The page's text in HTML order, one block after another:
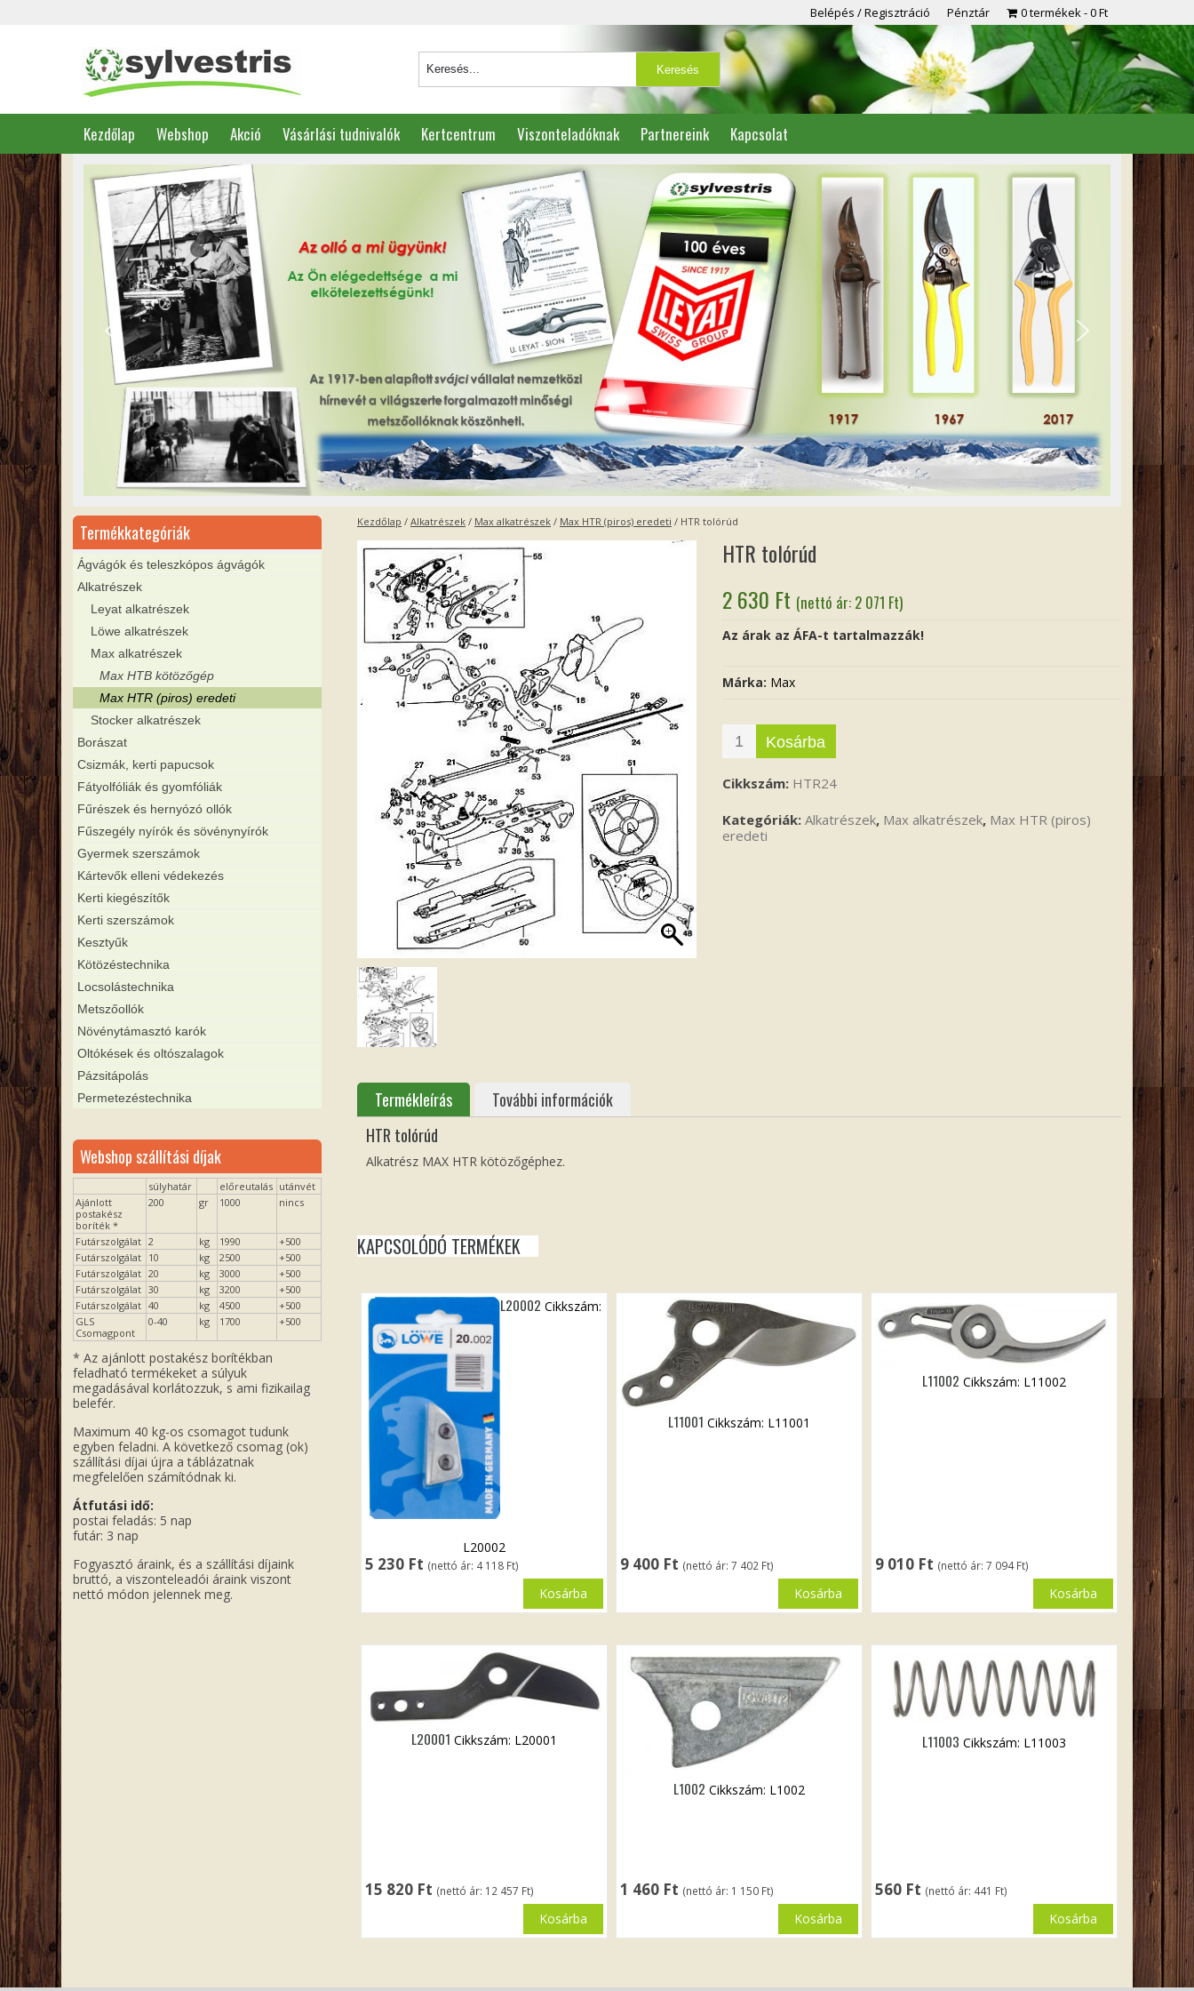
Belépés / Regisztráció Pénztár 0 termékek 0 Ft
Kezdőlap Webshop Akció Vásárlási tudnivalók Kertcentrum Viszonteladóknak Partnereink Kapcsolat
Kezdőlap / Alkatrészek / Max alkatrészek / Max HTR (piros) eredeti / HTR tolórúd
HTR tolórúd
2 630 Ft (nettó ár: 2 071 Ft)
Az árak az ÁFA-t tartalmazzák!
Márka: Max
Kosárba
Cikkszám: HTR24
Kategóriák: Alkatrészek, Max alkatrészek, Max HTR (piros)
eredeti
Termékleírás
További információk
HTR tolórúd
Alkatrész MAX HTR kötözőgéphez.
KAPCSOLÓDÓ TERMÉKEK
L20002
5 230 Ft (nettó ár: 4 118 Ft)
Cikkszám:
L20002
Kosárba
L11001
9 400 Ft (nettó ár: 7 402 Ft)
Cikkszám: L11001
Kosárba
L11002
9 010 Ft (nettó ár: 7 094Ft)
Cikkszám: L11002
Kosárba
L20001
15 820 Ft (nettó ár: 12 457 Ft)
Cikkszám: L20001
Kosárba
L1002
1 460 Ft (nettó ár: 1 150 Ft)
Cikkszám: L1002
Kosárba
L11003
560 Ft (nettó ár: 441 Ft)
Cikkszám: L11003
Kosárba
Termékkategóriák
Ágvágók és teleszkópos ágvágók
Alkatrészek
Leyat alkatrészek
Löwe alkatrészek
Max alkatrészek
Max HTB kötözőgép
Max HTR (piros) eredeti
Stocker alkatrészek
Borászat
Csizmák, kerti papucsok
Fátyolfóliák és gyomfóliák
Fűrészek és hernyózó ollók
Fűszegély nyírók és sövénynyírók
Gyermek szerszámok
Kártevők elleni védekezés
Kerti kiegészítők
Kerti szerszámok
Kesztyűk
Kötözéstechnika
Locsolástechnika
Metszőollók
Növénytámasztó karók
Oltókések és oltószalagok
Pázsitápolás
Permetezéstechnika
Webshop szállítási díjak
súlyhatár előreutalás utánvét
Ajánlott
postakész
boríték *
200 gr 1000 nincs
Futárszolgálat 2 kg 1990
+500
Futárszolgálat 10 kg 2500
+500
Futárszolgálat 20 kg 3000
+500
Futárszolgálat 30 kg 3200
+500
Futárszolgálat 40 kg 4500
+500
GLS
Csomagpont
0-40 kg 1700 +500
* Az ajánlott postakész borítékban
feladható termékeket a súlyuk
megadásával korlátozzuk, s ami fizikailag
belefér.
Maximum 40 kg-os csomagot tudunk
egyben feladni. A következő csomag (ok)
szállítási díjai újra a táblázatnak
megfelelően számítódnak ki.
Átfutási idő:
postai feladás: 5 nap
futár: 3 nap
Fogyasztó áraink, és a szállítási díjaink
bruttó, a viszonteleadói áraink viszont
nettó módon jelennek meg.